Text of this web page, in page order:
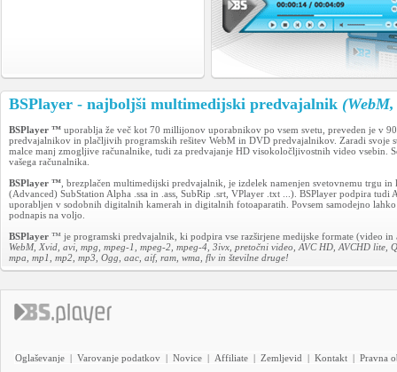
BSPlayer - najboljši multimedijski predvajalnik
BSPlayer ™ uporablja že več kot 70 millijonov uporabnikov po vsem svetu, preveden je v
predvajalnikov in plačljivih programskih rešitev WebM in DVD predvajalnikov. Zaradi
malce manj zmogljive računalnike, tudi za predvajanje HD visokoločljivostnih video
vašega računalnika.
BSPlayer ™ , brezplačen multimedijski predvajalnik, je izdelek namenjen svetovnemu trgu
(Advanced) SubStation Alpha .ssa in .ass, SubRip .srt, VPlayer .txt ...). BSPlayer podpira
uporabljen v sodobnih digitalnih kamerah in digitalnih fotoaparatih. Povsem samodejno
podnapis na voljo.
BSPlayer ™ je programski predvajalnik, ki podpira vse razširjene medijske formate (video in
WebM, Xvid, avi, mpg, mpeg-1, mpeg-2, mpeg-4, 3ivx, pretočni video, AVC HD, AVCHD lite,
mpa, mp1, mp2, mp3, Ogg, aac, aif, ram, wma, flv in številne druge!
Oglaševanje | Varovanje podatkov | Novice | Affiliate | Zemljevid | Kontakt | Pravna